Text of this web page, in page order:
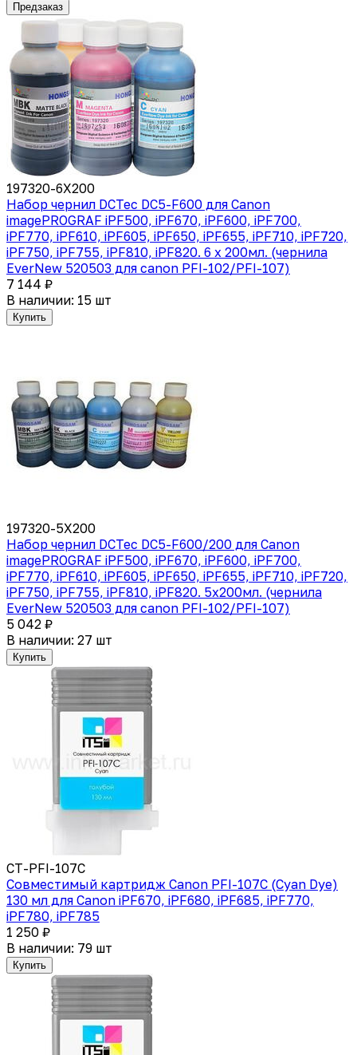
Предзаказ
197320-6X200
Набор чернил DCTec DC5-F600 для Canon
imagePROGRAF iPF500, iPF670, iPF600, iPF700,
iPF770, iPF610, iPF605, iPF650, iPF655, iPF710, iPF720,
iPF750, iPF755, iPF810, iPF820. 6 x 200мл. (чернила
EverNew 520503 для canon PFI-102/PFI-107)
7 144 ₽
В наличии: 15 шт
Купить
197320-5X200
Набор чернил DCTec DC5-F600/200 для Canon
imagePROGRAF iPF500, iPF670, iPF600, iPF700,
iPF770, iPF610, iPF605, iPF650, iPF655, iPF710, iPF720,
iPF750, iPF755, iPF810, iPF820. 5x200мл. (чернила
EverNew 520503 для canon PFI-102/PFI-107)
5 042 ₽
В наличии: 27 шт
Купить
CT-PFI-107C
Совместимый картридж Canon PFI-107C (Cyan Dye)
130 мл для Canon iPF670, iPF680, iPF685, iPF770,
iPF780, iPF785
1 250 ₽
В наличии: 79 шт
Купить